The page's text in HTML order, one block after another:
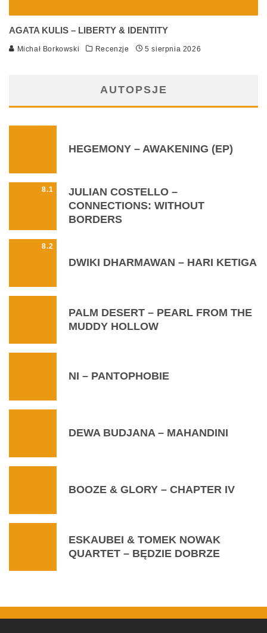
AGATA KULIS – LIBERTY & IDENTITY
Michał Borkowski Recenzje 5 sierpnia 2026
AUTOPSJE
HEGEMONY – AWAKENING (EP)
8.1
JULIAN COSTELLO –
CONNECTIONS: WITHOUT
BORDERS
8.2
DWIKI DHARMAWAN – HARI KETIGA
PALM DESERT – PEARL FROM THE
MUDDY HOLLOW
NI – PANTOPHOBIE
DEWA BUDJANA – MAHANDINI
BOOZE & GLORY – CHAPTER IV
ESKAUBEI & TOMEK NOWAK
QUARTET – BĘDZIE DOBRZE